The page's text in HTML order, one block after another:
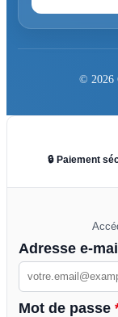
© 2026
🔒 Paiement
Adresse e-
Mot de passe